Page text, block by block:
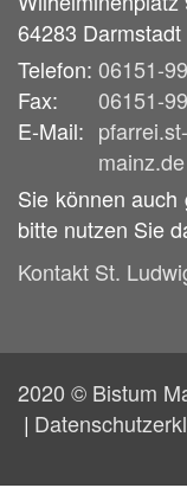
64283 Darmstadt
Telefon: 06151-
Fax:
06151-
E-Mail:
mainz.de
Sie können
bitte nutzen Sie
Kontakt St.
2020 © Bistum